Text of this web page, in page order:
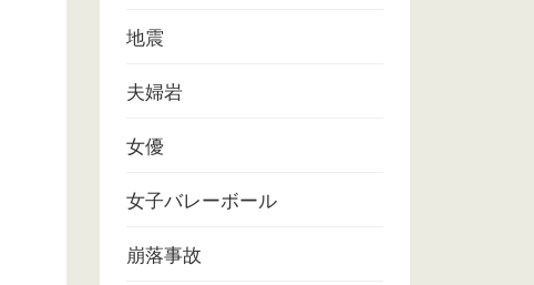
地震
夫婦岩
女優
女子バレーボール
崩落事故